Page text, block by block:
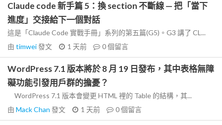
Claude code 新手篇 5：換 section 不斷線 — 把「當下
進度」交接給下一個對話
這是「Claude Code 實戰手冊」系列的第五篇(G5)。G3 講了 CL...
由 timwei發文 1 天前 0個留言
WordPress 7.1 版本將於 8 月 19 日發布，其中表格無障
礙功能引發用戶群的擔憂？
WordPress 7.1 版本會變更 HTML 裡的 Table 的結構，其...
由 Mack Chan 發文 1 天前 0個留言